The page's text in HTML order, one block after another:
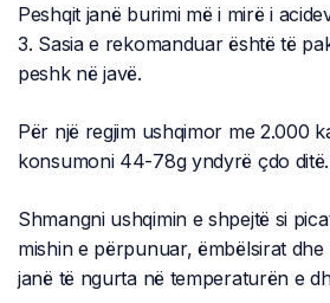
Peshqit janë burimi më i mirë i
3. Sasia e rekomanduar është të
peshk në javë.
Për një regjim ushqimor me 2.000
konsumoni 44-78g yndyrë çdo ditë.
Shmangni ushqimin e shpejtë si
mishin e përpunuar, ëmbëlsirat
janë të ngurta në temperaturën e